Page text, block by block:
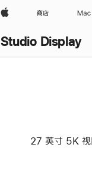
Apple 商店 Mac
Studio Display
27 英寸 5K 视